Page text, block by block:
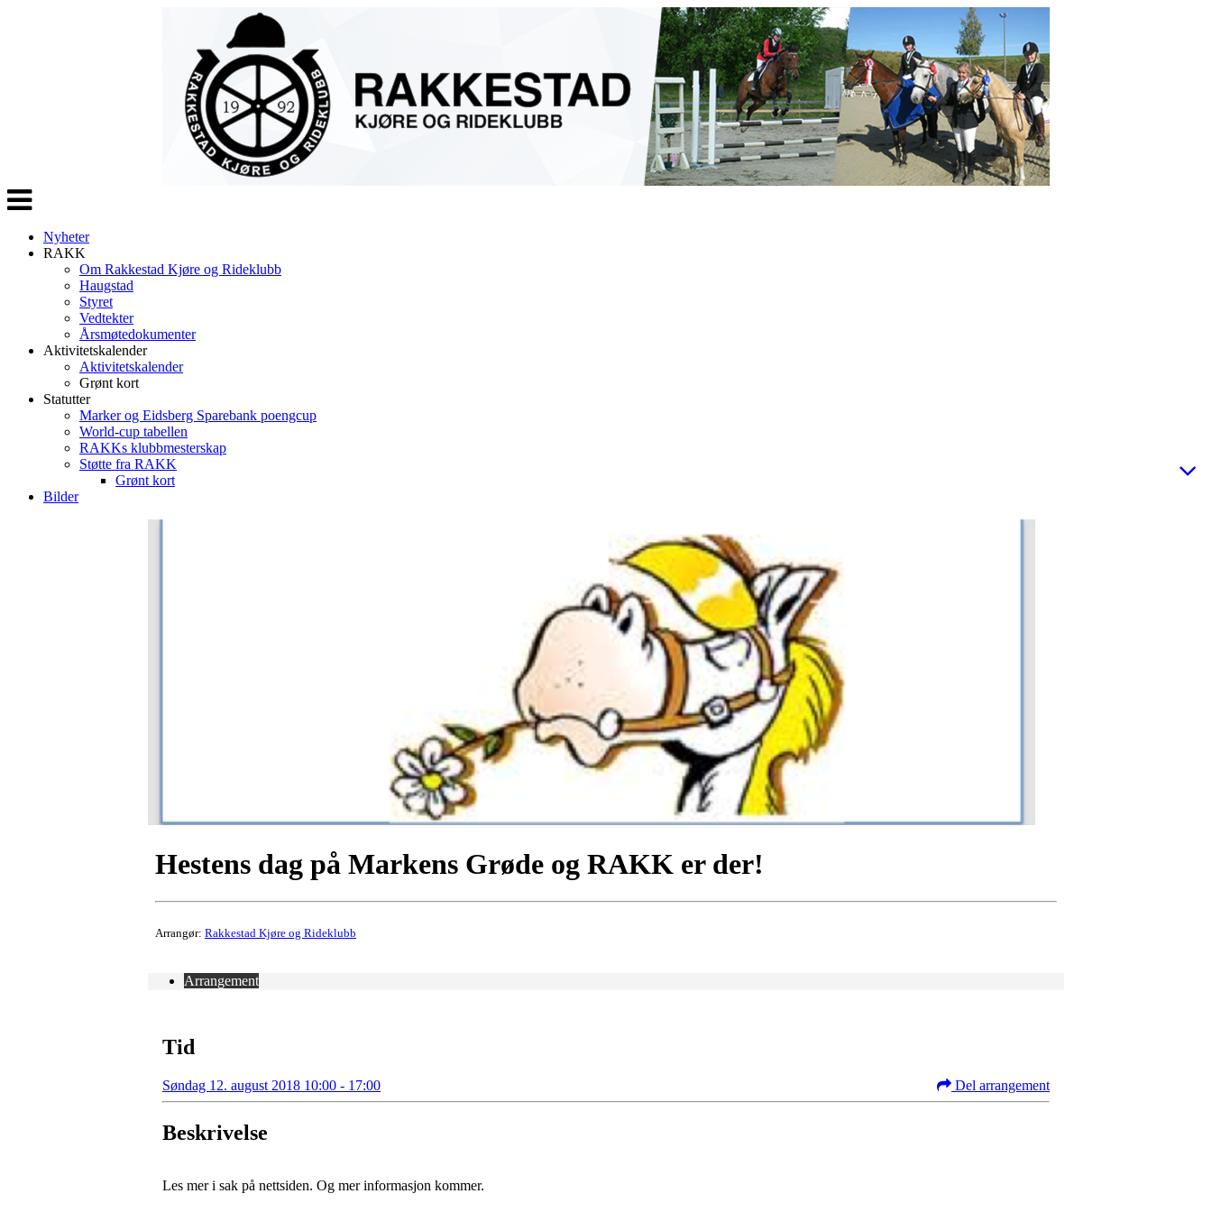
Veksle
navigasjon
Nyheter
RAKK
Om Rakkestad Kjøre og Rideklubb
Haugstad
Styret
Vedtekter
Årsmøtedokumenter
Aktivitetskalender
Aktivitetskalender
Grønt kort
Statutter
Marker og Eidsberg Sparebank poengcup
World-cup tabellen
RAKKs klubbmesterskap
Støtte fra RAKK
Grønt kort
Bilder
Hestens dag på Markens Grøde og RAKK er der!
Arrangør: Rakkestad Kjøre og Rideklubb
Arrangement
Tid
Søndag 12. august 2018 10:00 - 17:00 Del arrangement
Beskrivelse
Les mer i sak på nettsiden. Og mer informasjon kommer.